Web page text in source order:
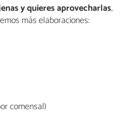
y quieres aprovecharlas,
más elaboraciones:
comensal)